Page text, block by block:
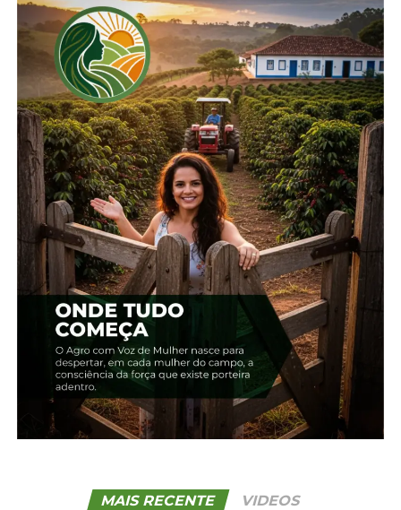
Compartilhe isso:
Facebook 18+
Relacionado
Edição 42 – Setembro –
Extra
23 de novembro, 2023
Em "2021"
Edição 08 – Irati
22 de novembro, 2023
Em "2018"
Edição 17 – Setembro
22 de novembro, 2023
Em "2019"
TÓPICOS RELACIONADOS:
UP NEXT
Edição 42 – Setembro – Extra
NÃO PERCA
Edição 40 – Agosto
MAIS RECENTE VIDEOS